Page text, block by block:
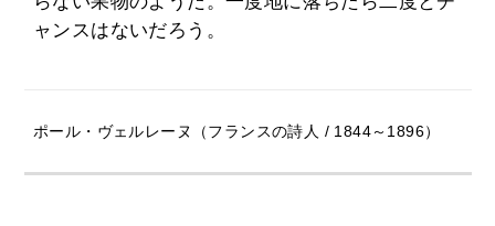
ャンスはないだろう。
ポール・ヴェルレーヌ（フランスの詩人 / 1844～1896）